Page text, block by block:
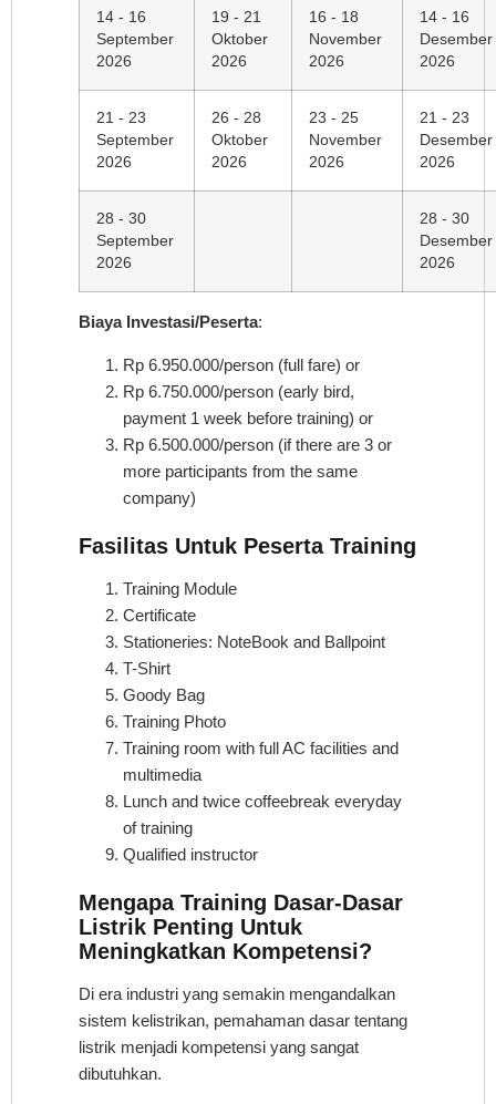
14 - 16
September
2026
19 - 21
Oktober
2026
16 - 18
November
2026
14 - 16
Desember
2026
21 - 23
September
2026
26 - 28
Oktober
2026
23 - 25
November
2026
21 - 23
Desember
2026
28 - 30
September
2026
28 - 30
Desember
2026
Biaya Investasi/Peserta:
Rp 6.950.000/person (full fare) or
Rp 6.750.000/person (early bird,
payment 1 week before training) or
Rp 6.500.000/person (if there are 3 or
more participants from the same
company)
Fasilitas Untuk Peserta Training
Training Module
Certificate
Stationeries: NoteBook and Ballpoint
T-Shirt
Goody Bag
Training Photo
Training room with full AC facilities and
multimedia
Lunch and twice coffeebreak everyday
of training
Qualified instructor
Mengapa Training Dasar-Dasar
Listrik Penting Untuk
Meningkatkan Kompetensi?
Di era industri yang semakin mengandalkan
sistem kelistrikan, pemahaman dasar tentang
listrik menjadi kompetensi yang sangat
dibutuhkan.